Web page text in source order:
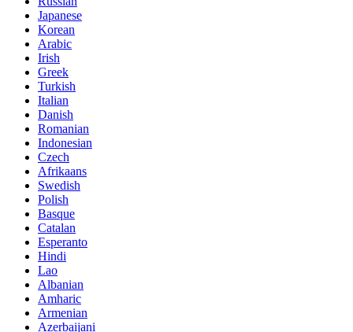
Japanese
Korean
Arabic
Irish
Greek
Turkish
Italian
Danish
Romanian
Indonesian
Czech
Afrikaans
Swedish
Polish
Basque
Catalan
Esperanto
Hindi
Lao
Albanian
Amharic
Armenian
Azerbaijani